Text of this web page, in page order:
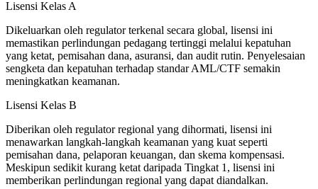
Lisensi Kelas A
Dikeluarkan oleh regulator terkenal secara global, lisensi ini
memastikan perlindungan pedagang tertinggi melalui kepatuhan
yang ketat, pemisahan dana, asuransi, dan audit rutin. Penyelesaian
sengketa dan kepatuhan terhadap standar AML/CTF semakin
meningkatkan keamanan.
Lisensi Kelas B
Diberikan oleh regulator regional yang dihormati, lisensi ini
menawarkan langkah-langkah keamanan yang kuat seperti
pemisahan dana, pelaporan keuangan, dan skema kompensasi.
Meskipun sedikit kurang ketat daripada Tingkat 1, lisensi ini
memberikan perlindungan regional yang dapat diandalkan.